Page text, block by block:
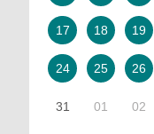
17 18 19
24 25 26
31 01 02